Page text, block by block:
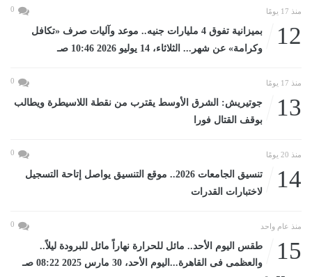
منذ 17 يومًا 0
12
بميزانية تفوق 4 مليارات جنيه.. موعد وآليات صرف «تكافل
وكرامة» عن شهر... الثلاثاء، 14 يوليو 2026 10:46 صـ
منذ 17 يومًا 0
13
جوتيريش: الشرق الأوسط يقترب من نقطة اللاسيطرة ويطالب
بوقف القتال فورا
منذ 20 يومًا 0
14
تنسيق الجامعات 2026.. موقع التنسيق يواصل إتاحة التسجيل
لاختبارات القدرات
منذ عام واحد 0
15
طقس اليوم الأحد.. مائل للحرارة نهاراً مائل للبرودة ليلاً..
والعظمى فى القاهرة...اليوم الأحد، 30 مارس 2025 08:22 صـ